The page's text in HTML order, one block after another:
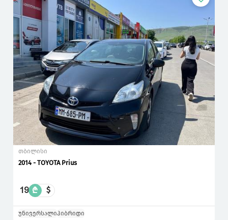
თბილისი
2014 - TOYOTA Prius
19 ₾ $
უნივერსალიჰიბრიდი